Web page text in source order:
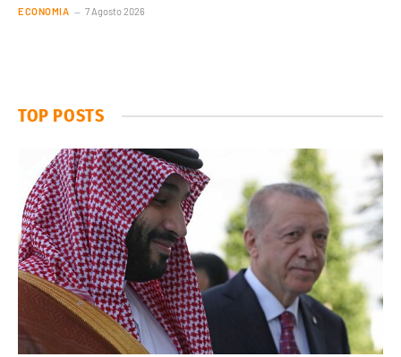
ECONOMIA 7 Agosto 2026
TOP POSTS